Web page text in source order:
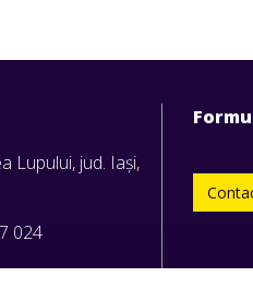
Lupului, jud. Iași,
024